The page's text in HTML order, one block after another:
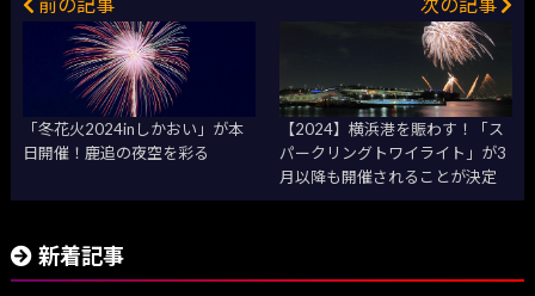
「冬花火2024inしかおい」が本
日開催！鹿追の夜空を彩る
【2024】横浜港を賑わす！「ス
パークリングトワイライト」が3
月以降も開催されることが決定
新着記事